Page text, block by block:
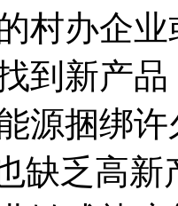
村办企
到新产
源捆绑
缺乏高